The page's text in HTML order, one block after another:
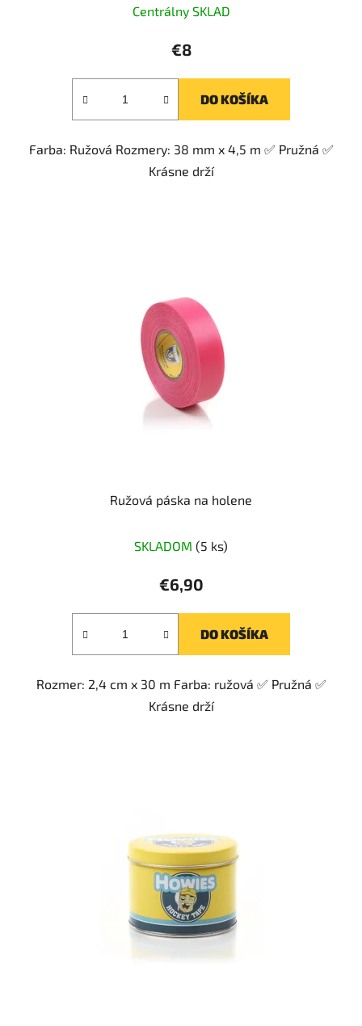
Centrálny SKLAD
€8
DO KOŠÍKA
Farba: Ružová Rozmery: 38 mm x 4,5 m ✅ Pružná ✅
Krásne drží
Ružová páska na holene
SKLADOM (5 ks)
€6,90
DO KOŠÍKA
Rozmer: 2,4 cm x 30 m Farba: ružová ✅ Pružná ✅
Krásne drží